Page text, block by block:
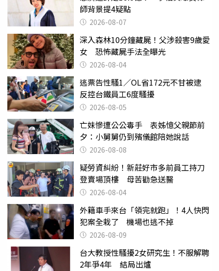
師背景提4疑點
2026-08-07
深入森林10分鐘藏屍！父涉殺害9歲愛
女 恐怖藏屍手法全曝光
2026-08-04
逃票告性騷1／OL省172元不甘被逮
反控台鐵員工6度騷擾
2026-08-05
亡妹慘遭公公毒手 表姊憶父親節前
夕：小舅舅仍到殯儀館陪她說話
2026-08-08
疑勞資糾紛！新莊好市多前員工持刀
登賣場頂樓 母苦勸急送醫
2026-08-04
外籍車手來台「領完就跑」！4人快閃
犯案全栽了 機場也逃不掉
2026-08-09
台大教授性騷擾2女研究生！不服解聘
2年爭4年 結局出爐